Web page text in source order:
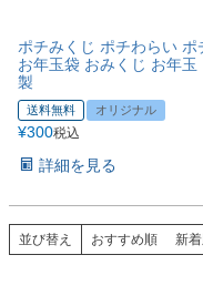
ポチみくじ ポチわらい ポ
お年玉袋 おみくじ お年玉
製
送料無料 オリジナル
¥300税込
詳細を見る
並び替え おすすめ順 新